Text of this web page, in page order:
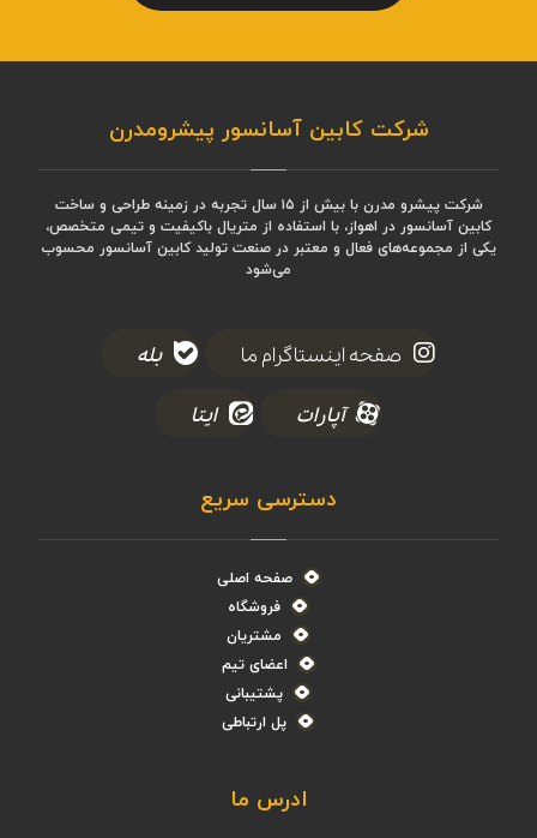
شرکت کابین آسانسور پیشرومدرن
شرکت پیشرو مدرن با بیش از ۱۵ سال تجربه در زمینه طراحی و ساخت
کابین آسانسور در اهواز، با استفاده از متریال باکیفیت و تیمی متخصص،
یکی از مجموعه‌های فعال و معتبر در صنعت تولید کابین آسانسور محسوب
می‌شود
صفحه اینستاگرام ما بله
آپارات ایتا
دسترسی سریع
صفحه اصلی
فروشگاه
مشتریان
اعضای تیم
پشتیبانی
پل ارتباطی
ادرس ما